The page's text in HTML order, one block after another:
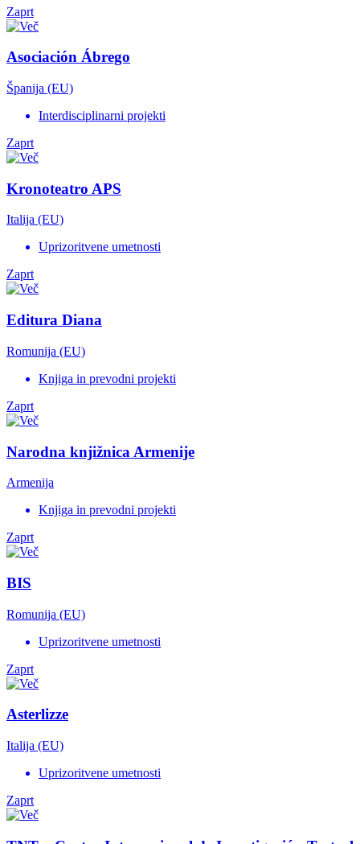
Zaprt
Asociación Ábrego
Španija (EU)
Interdisciplinarni projekti
Zaprt
Kronoteatro APS
Italija (EU)
Uprizoritvene umetnosti
Zaprt
Editura Diana
Romunija (EU)
Knjiga in prevodni projekti
Zaprt
Narodna knjižnica Armenije
Armenija
Knjiga in prevodni projekti
Zaprt
BIS
Romunija (EU)
Uprizoritvene umetnosti
Zaprt
Asterlizze
Italija (EU)
Uprizoritvene umetnosti
Zaprt